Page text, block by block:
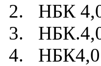
2. НБК
3.
4. НБК4,0